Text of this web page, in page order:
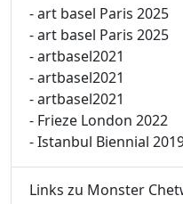
- art basel Paris 2025
- art basel Paris 2025
- artbasel2021
- artbasel2021
- artbasel2021
- Frieze London 2022
- Istanbul Biennial
Links zu Monster